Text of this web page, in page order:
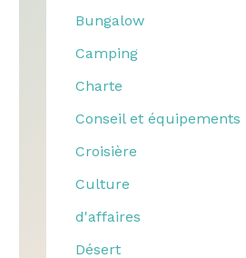
Bungalow
Camping
Charte
Conseil et équipements
Croisière
Culture
d'affaires
Désert